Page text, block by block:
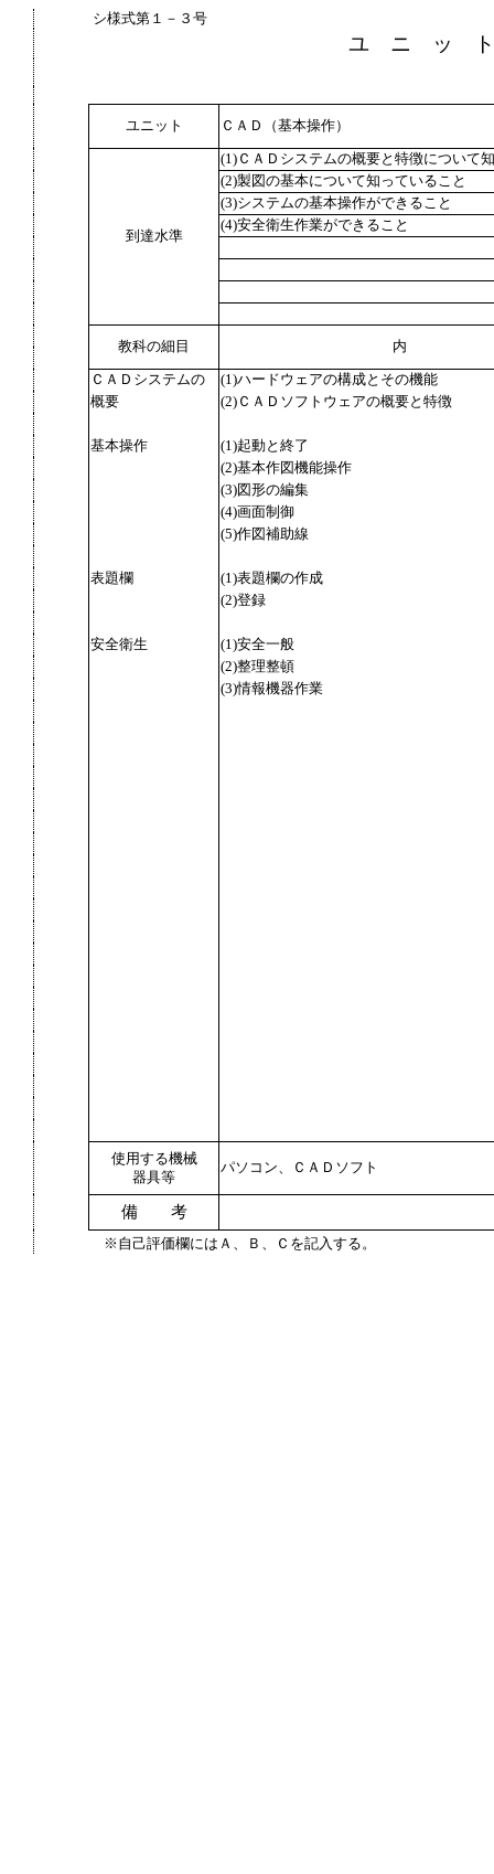
シ様式第１－３号
ユ ニ ッ
ユニット ＣＡＤ（基本操作）
到達水準
(1)ＣＡＤシステムの概要と特徴について
(2)製図の基本について知っていること
(3)システムの基本操作ができること
(4)安全衛生作業ができること
教科の細目 内
ＣＡＤシステムの
(1)ハードウェアの構成とその機能
概要
(2)ＣＡＤソフトウェアの概要と特徴
基本操作
(1)起動と終了
(2)基本作図機能操作
(3)図形の編集
(4)画面制御
(5)作図補助線
表題欄
(1)表題欄の作成
(2)登録
安全衛生
(1)安全一般
(2)整理整頓
(3)情報機器作業
使用する機械
器具等
パソコン、ＣＡＤソフト
備 考
※自己評価欄にはＡ、Ｂ、Ｃを記入する。